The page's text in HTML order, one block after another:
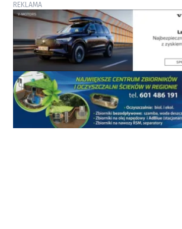
REKLAMA